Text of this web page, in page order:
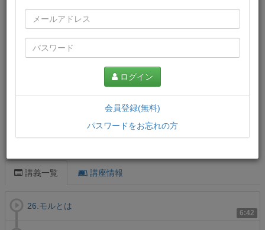
講義一覧 講座情報
6:42
26.モルとは
ログイン
会員登録(無料)
パスワードをお忘れの方